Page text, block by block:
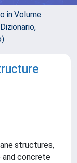
in Volume
structures,
and concrete